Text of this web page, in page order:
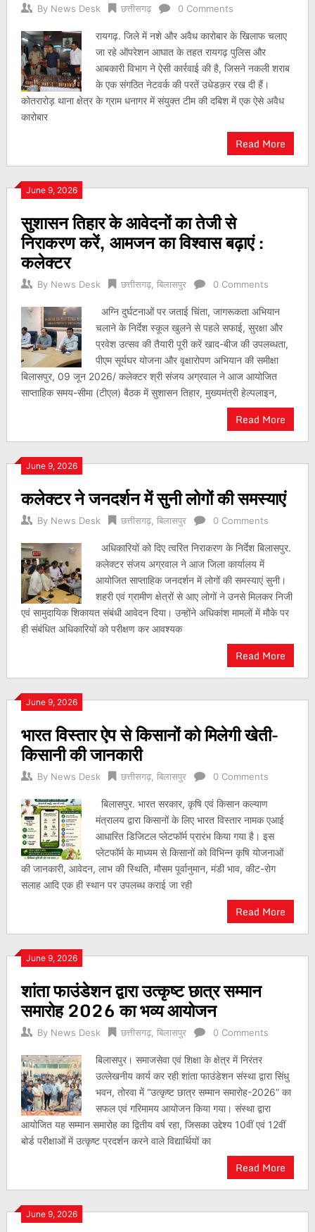
By News Desk छत्तीसगढ़ 0 Comments
रायगढ़. जिले में नशे और अवैध कारोबार के खिलाफ चलाए
जा रहे ऑपरेशन आघात के तहत रायगढ़ पुलिस और
आबकारी विभाग ने ऐसी कार्रवाई की है, जिसने नकली शराब
के एक संगठित नेटवर्क की परतें उधेडक़र रख दी हैं।
कोतरारोड़ थाना क्षेत्र के ग्राम धनागर में संयुक्त टीम की दबिश में एक ऐसे अवैध
कारोबार
Read More
June 9, 2026
सुशासन तिहार के आवेदनों का तेजी से
निराकरण करें, आमजन का विश्वास बढ़ाएं :
कलेक्टर
By News Desk छत्तीसगढ़, बिलासपुर 0 Comments
अग्नि दुर्घटनाओं पर जताई चिंता, जागरूकता अभियान
चलाने के निर्देश स्कूल खुलने से पहले सफाई, सुरक्षा और
प्रवेश उत्सव की तैयारी पूरी करें खाद-बीज की उपलब्धता,
पीएम सूर्यघर योजना और वृक्षारोपण अभियान की समीक्षा
बिलासपुर, 09 जून 2026/ कलेक्टर श्री संजय अग्रवाल ने आज आयोजित
साप्ताहिक समय-सीमा (टीएल) बैठक में सुशासन तिहार, मुख्यमंत्री हेल्पलाइन,
Read More
June 9, 2026
कलेक्टर ने जनदर्शन में सुनी लोगों की समस्याएं
By News Desk छत्तीसगढ़, बिलासपुर 0 Comments
अधिकारियों को दिए त्वरित निराकरण के निर्देश बिलासपुर.
कलेक्टर संजय अग्रवाल ने आज जिला कार्यालय में
आयोजित साप्ताहिक जनदर्शन में लोगों की समस्याएं सुनी।
शहरी एवं ग्रामीण क्षेत्रों से आए लोगों ने उनसे मिलकर निजी
एवं सामुदायिक शिकायत संबंधी आवेदन दिया। उन्होंने अधिकांश मामलों में मौके पर
ही संबंधित अधिकारियों को परीक्षण कर आवश्यक
Read More
June 9, 2026
भारत विस्तार ऐप से किसानों को मिलेगी खेती-
किसानी की जानकारी
By News Desk छत्तीसगढ़, बिलासपुर 0 Comments
बिलासपुर. भारत सरकार, कृषि एवं किसान कल्याण
मंत्रालय द्वारा किसानों के लिए भारत विस्तार नामक एआई
आधारित डिजिटल प्लेटफॉर्म प्रारंभ किया गया है। इस
प्लेटफॉर्म के माध्यम से किसानों को विभिन्न कृषि योजनाओं
की जानकारी, आवेदन, लाभ की स्थिति, मौसम पूर्वानुमान, मंडी भाव, कीट-रोग
सलाह आदि एक ही स्थान पर उपलब्ध कराई जा रही
Read More
June 9, 2026
शांता फाउंडेशन द्वारा उत्कृष्ट छात्र सम्मान
समारोह 2026 का भव्य आयोजन
By News Desk छत्तीसगढ़, बिलासपुर 0 Comments
बिलासपुर। समाजसेवा एवं शिक्षा के क्षेत्र में निरंतर
उल्लेखनीय कार्य कर रही शांता फाउंडेशन संस्था द्वारा सिंधु
भवन, तोरवा में “उत्कृष्ट छात्र सम्मान समारोह-2026” का
सफल एवं गरिमामय आयोजन किया गया। संस्था द्वारा
आयोजित यह सम्मान समारोह का द्वितीय वर्ष रहा, जिसका उद्देश्य 10वीं एवं 12वीं
बोर्ड परीक्षाओं में उत्कृष्ट प्रदर्शन करने वाले विद्यार्थियों का
Read More
June 9, 2026